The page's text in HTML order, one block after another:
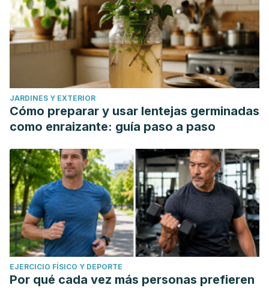
JARDINES Y EXTERIOR
Cómo preparar y usar lentejas germinadas
como enraizante: guía paso a paso
EJERCICIO FÍSICO Y DEPORTE
Por qué cada vez más personas prefieren